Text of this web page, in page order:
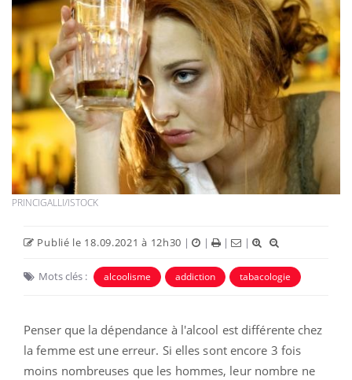
PRINCIGALLI/ISTOCK
Publié le 18.09.2021 à 12h30 | | | |
Mots clés : alcoolisme addiction tabacologie
Penser que la dépendance à l'alcool est différente chez
la femme est une erreur. Si elles sont encore 3 fois
moins nombreuses que les hommes, leur nombre ne